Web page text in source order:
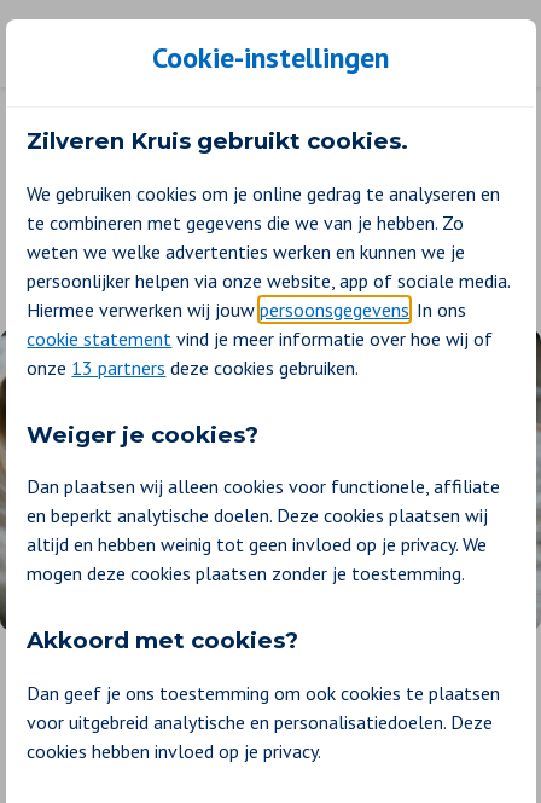
Je kraampakket
In het pakket zitten medische artikelen
zoals een matrasbeschermer,
Cookie-instellingen
Zilveren Kruis gebruikt cookies.
We gebruiken cookies om je online gedrag te analyseren en
te combineren met gegevens die we van je hebben. Zo
weten we welke advertenties werken en kunnen we je
persoonlijker helpen via onze website, app of sociale media.
Hiermee verwerken wij jouwpersoonsgegevens . In ons
cookie statement vind je meer informatie over hoe wij of
onze 13 partners deze cookies gebruiken.
Weiger je cookies?
Dan plaatsen wij alleen cookies voor functionele, affiliate
en beperkt analytische doelen. Deze cookies plaatsen wij
altijd en hebben weinig tot geen invloed op je privacy. We
mogen deze cookies plaatsen zonder je toestemming.
Akkoord met cookies?
Dan geef je ons toestemming om ook cookies te plaatsen
voor uitgebreid analytische en personalisatiedoelen. Deze
cookies hebben invloed op je privacy.